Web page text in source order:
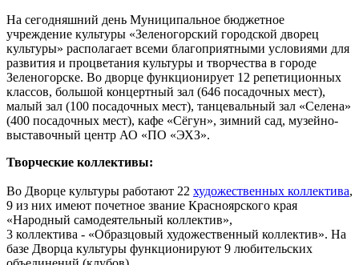
На сегодняшний день Муниципальное бюджетное
учреждение культуры «Зеленогорский городской дворец
культуры» располагает всеми благоприятными условиями для
развития и процветания культуры и творчества в городе
Зеленогорске. Во дворце функционирует 12 репетиционных
классов, большой концертный зал (646 посадочных мест),
малый зал (100 посадочных мест), танцевальный зал «Селена»
(400 посадочных мест), кафе «Сёгун», зимний сад, музейно-
выставочный центр АО «ПО «ЭХЗ».
Творческие коллективы:
Во Дворце культуры работают 22 художественных коллектива,
9 из них имеют почетное звание Красноярского края
«Народный самодеятельный коллектив»,
3 коллектива - «Образцовый художественный коллектив». На
базе Дворца культуры функционируют 9 любительских